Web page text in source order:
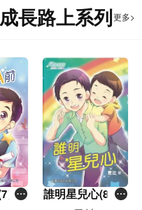
長路上系列更多>
君
誰明星兒心(8)[君